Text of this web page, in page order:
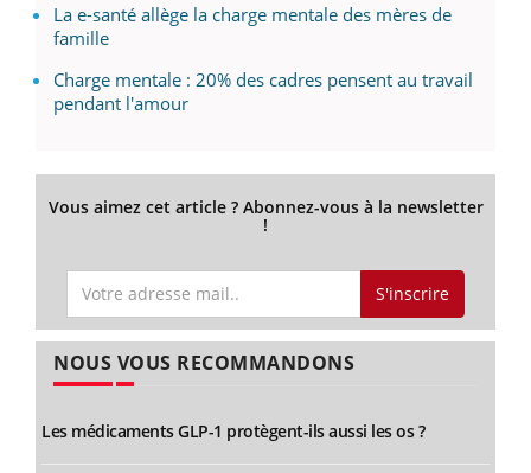
La e-santé allège la charge mentale des mères de
famille
Charge mentale : 20% des cadres pensent au travail
pendant l'amour
Vous aimez cet article ? Abonnez-vous à la newsletter
!
S'inscrire
NOUS VOUS RECOMMANDONS
Les médicaments GLP-1 protègent-ils aussi les os ?